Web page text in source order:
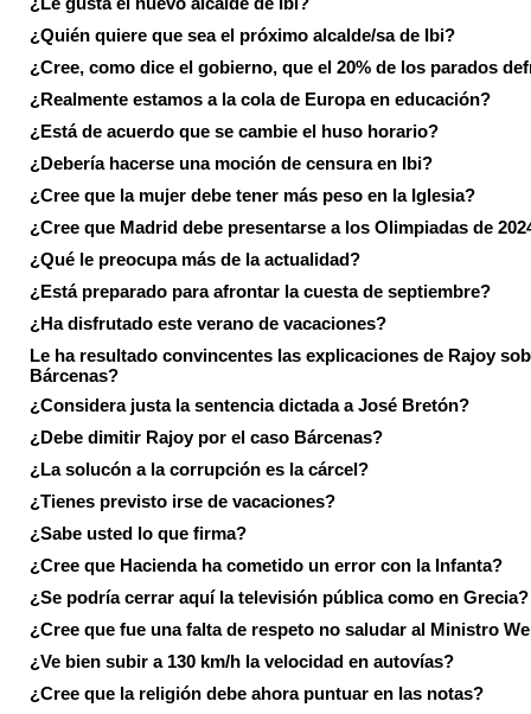
¿Quién quiere que sea el próximo alcalde/sa de Ibi?
¿Cree, como dice el gobierno, que el 20% de los parados
¿Realmente estamos a la cola de Europa en educación?
¿Está de acuerdo que se cambie el huso horario?
¿Debería hacerse una moción de censura en Ibi?
¿Cree que la mujer debe tener más peso en la Iglesia?
¿Cree que Madrid debe presentarse a los Olimpiadas de
¿Qué le preocupa más de la actualidad?
¿Está preparado para afrontar la cuesta de septiembre?
¿Ha disfrutado este verano de vacaciones?
Le ha resultado convincentes las explicaciones de Rajoy
Bárcenas?
¿Considera justa la sentencia dictada a José Bretón?
¿Debe dimitir Rajoy por el caso Bárcenas?
¿La solucón a la corrupción es la cárcel?
¿Tienes previsto irse de vacaciones?
¿Sabe usted lo que firma?
¿Cree que Hacienda ha cometido un error con la Infanta?
¿Se podría cerrar aquí la televisión pública como en Grecia?
¿Cree que fue una falta de respeto no saludar al Ministro
¿Ve bien subir a 130 km/h la velocidad en autovías?
¿Cree que la religión debe ahora puntuar en las notas?